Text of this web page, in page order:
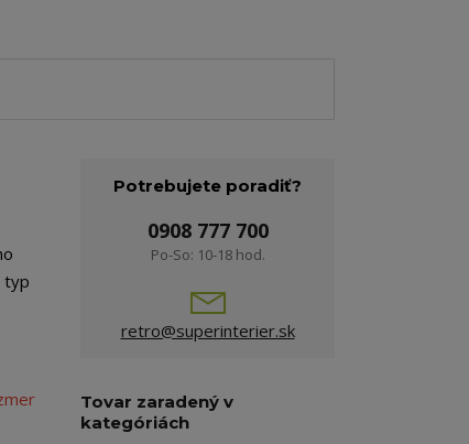
typ
Potrebujete poradiť?
0908 777 700
Po-So: 10-18 hod.
retro@superinterier.sk
Tovar zaradený v
kategóriách